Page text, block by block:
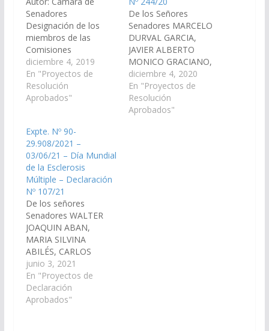
Senadores
Designación de los
miembros de las
Comisiones
Permanentes de la
Cámara de Senadores,
que a continuación se
consignan: Economía,
Presupuesto
ABILES, María Silvina.
SOTO, Jorge
Pablo. …
diciembre 4, 2019
En "Proyectos de
Resolución
Aprobados"
De los Señores
Senadores MARCELO
DURVAL GARCIA,
JAVIER ALBERTO
MONICO GRACIANO,
CARLOS ALBERTO
ROSSO, JUAN CRUZ
CURA, ESTEBAN D
´ANDREA CORNEJO,
diciembre 4, 2020
En "Proyectos de
Resolución
Aprobados"
Expte. Nº 90-
29.908/2021 –
03/06/21 – Día Mundial
de la Esclerosis
Múltiple – Declaración
Nº 107/21
De los señores
Senadores WALTER
JOAQUIN ABAN,
MARIA SILVINA
ABILÉS, CARLOS
NICOLAS AMPUERO,
MARTIN FELIPE
ARJONA, WALTER
HERNAN CRUZ, JUAN
junio 3, 2021
En "Proyectos de
Declaración
Aprobados"